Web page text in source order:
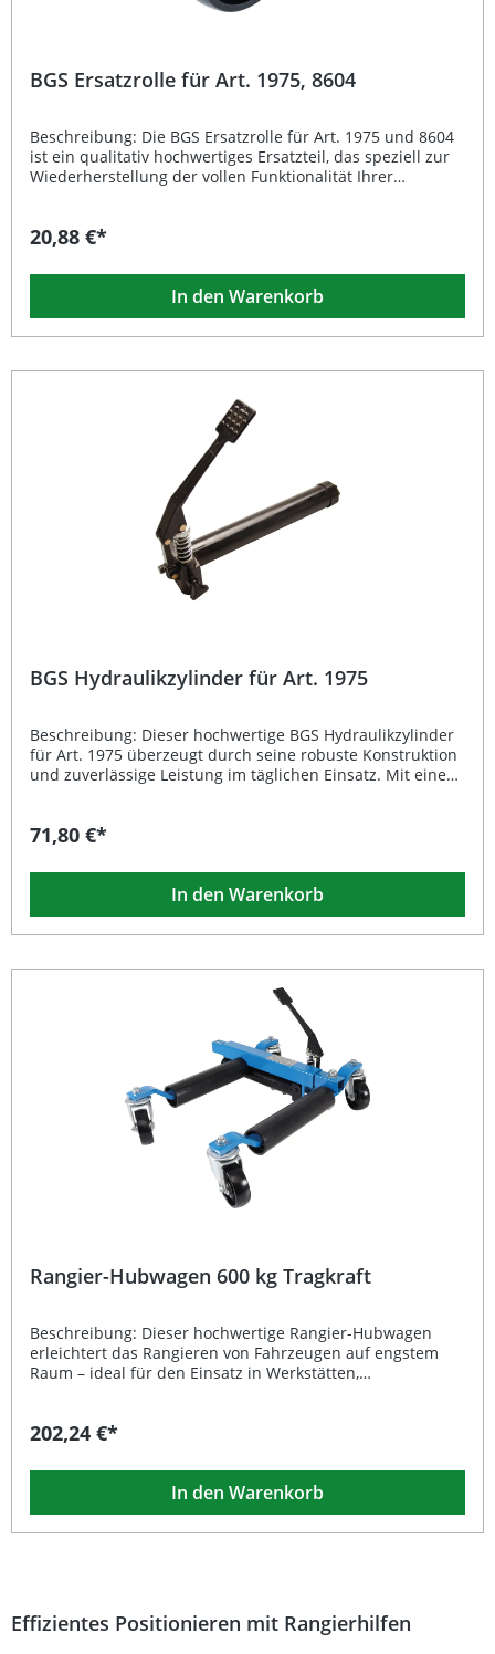
BGS Ersatzrolle für Art. 1975, 8604
Beschreibung: Die BGS Ersatzrolle für Art. 1975 und 8604
ist ein qualitativ hochwertiges Ersatzteil, das speziell zur
Wiederherstellung der vollen Funktionalität Ihrer
oder abgenutzter Rollen. Mit ihrem robusten Aufbau
zuverlässige Performance im täglichen Werkstatteinsatz.
Präzise gefertigte Ersatzrolle für BGS Werkstattausrüstung
Robuste Bauweise für lange Lebensdauer Optimaler
Ersatz für verschlissene Rollen Einfache und schnelle
Ersatzrolle für Art. 1975 / 8604
20,88 €*
In den Warenkorb
BGS Hydraulikzylinder für Art. 1975
Beschreibung: Dieser hochwertige BGS Hydraulikzylinder
für Art. 1975 überzeugt durch seine robuste Konstruktion
und zuverlässige Leistung im täglichen Einsatz. Mit einem
Werkstattarbeiten benötigen. Der Zylinder ist präzise
Kraftübertragung beim Heben oder Pressen. Robuste und
langlebige Bauweise für den professionellen Einsatz
Exakte Passform für Art. 1975 Hohe Sicherheits- und
Qualitätsstandards Einfache Handhabung und
industrielle Anwendungen Lieferumfang: 1x BGS
71,80 €*
In den Warenkorb
Rangier-Hubwagen 600 kg Tragkraft
Beschreibung: Dieser hochwertige Rangier-Hubwagen
erleichtert das Rangieren von Fahrzeugen auf engstem
Raum – ideal für den Einsatz in Werkstätten,
Reserven, um Fahrzeuge sicher und präzise zu bewegen.
Rollen arbeiten Sie schnell, effizient und mit minimalem
Kraftaufwand. Die verstellbare Hubrollendistanz
ermöglicht die Anpassung an verschiedene
Fahrzeugbreiten, während die solide Bauweise für
von 270 mm bis 550 mm Ideal für Werkstatt, Ausstellung
und Abschleppdienst Lieferumfang: 1x Rangier-Hubwagen
202,24 €*
In den Warenkorb
Effizientes Positionieren mit Rangierhilfen